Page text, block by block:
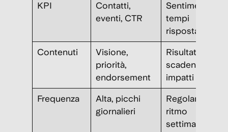
KPI
Contatti,
eventi, CTR
Sentiment,
tempi
risposta
Contenuti
Visione,
priorità,
endorsement
Risultati,
scadenze,
impatti
Frequenza
Alta, picchi
giornalieri
Regolare,
ritmo
settimanale